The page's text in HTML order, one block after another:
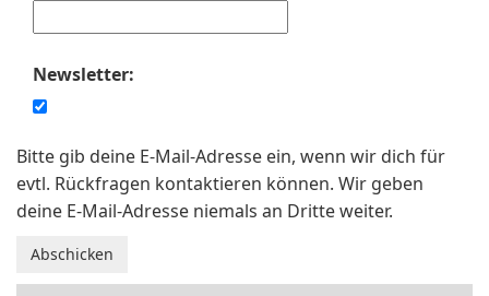
Newsletter:
Bitte gib deine E-Mail-Adresse ein, wenn wir dich für
evtl. Rückfragen kontaktieren können. Wir geben
deine E-Mail-Adresse niemals an Dritte weiter.